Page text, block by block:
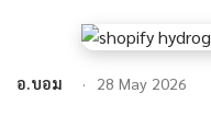
อ.บอม 28 May 2026